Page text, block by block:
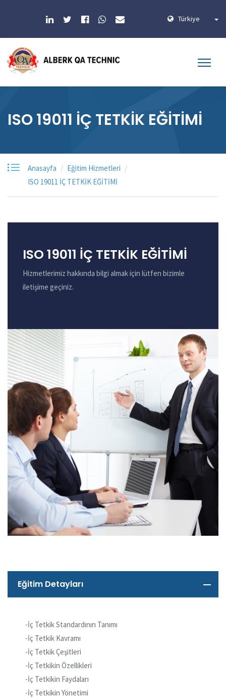
Türkiye
ISO 19011 İÇ TETKİK EĞİTİMİ
Anasayfa
Eğitim Hizmetleri
ISO 19011 İÇ TETKİK EĞİTİMİ
ISO 19011 İÇ TETKİK EĞİTİMİ
Hizmetlerimiz hakkında bilgi almak için lütfen bizimle
iletişime geçiniz.
Eğitim Detayları
-İç Tetkik Standardının Tanımı
-İç Tetkik Kavramı
-İç Tetkik Çeşitleri
-İç Tetkikin Özellikleri
-İç Tetkikin Faydaları
-İç Tetkikin Yönetimi